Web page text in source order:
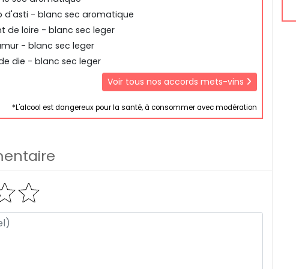
d'asti - blanc sec aromatique
de loire - blanc sec leger
- blanc sec leger
die - blanc sec leger
Voir tous nos accords mets-vins
*L'alcool est dangereux pour la santé, à consommer avec modération